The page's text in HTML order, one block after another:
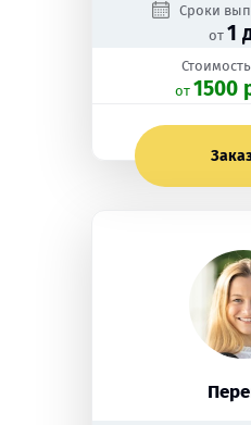
Сроки
от 1
oт 1500